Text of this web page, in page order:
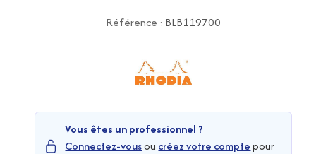
Référence : BLB119700
Vous êtes un professionnel ?
Connectez-vousou créez votre comptepour